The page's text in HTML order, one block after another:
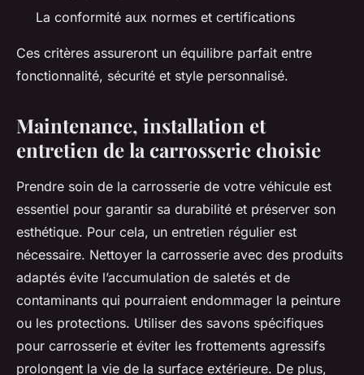
La conformité aux normes et certifications
Ces critères assureront un équilibre parfait entre
fonctionnalité, sécurité et style personnalisé.
Maintenance, installation et
entretien de la carrosserie choisie
Prendre soin de la carrosserie de votre véhicule est
essentiel pour garantir sa durabilité et préserver son
esthétique. Pour cela, un entretien régulier est
nécessaire. Nettoyer la carrosserie avec des produits
adaptés évite l’accumulation de saletés et de
contaminants qui pourraient endommager la peinture
ou les protections. Utiliser des savons spécifiques
pour carrosserie et éviter les frottements agressifs
prolongent la vie de la surface extérieure. De plus,